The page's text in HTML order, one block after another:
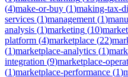
(4)make-or-buy (1)making-tax-
services (1)management (1)
analysis (1)marketing (10)
platform (4)marketplace (22)
(1)marketplace-analytics (1)
integration (9)marketplace-
(1)marketplace-performance (1)